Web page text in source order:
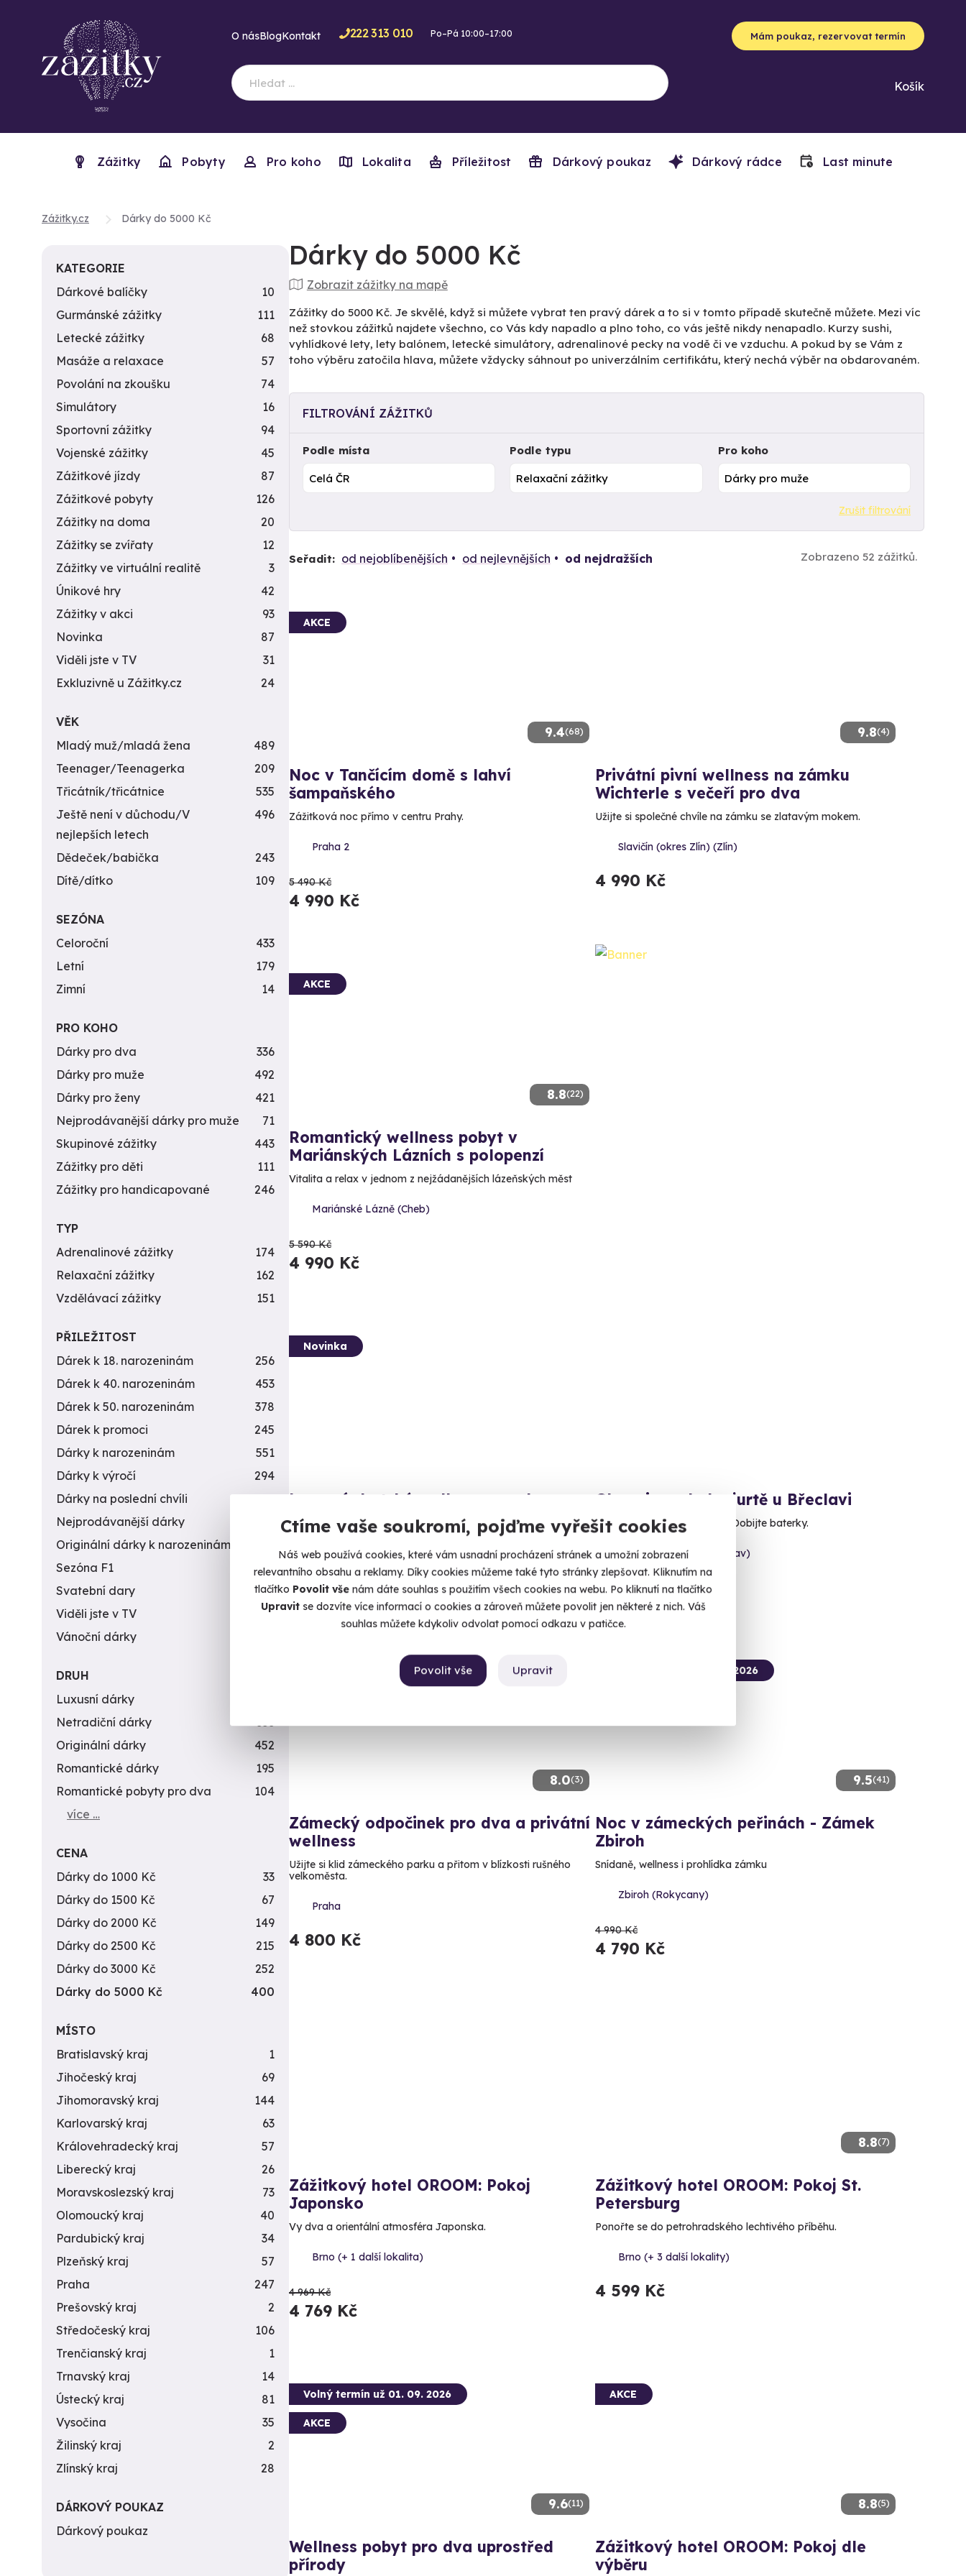
Ctíme vaše soukromí, pojďme vyřešit cookies
Náš web používá cookies, které vám usnadní procházení stránek a umožní zobrazení
relevantního obsahu a reklamy. Díky cookies můžeme také tyto stránky zlepšovat. Kliknutím na
tlačítko Povolit vše nám dáte souhlas s použitím všech cookies na webu. Po kliknutí na tlačítko
Upravitse dozvíte více informací o cookies a zároveň můžete povolit jen některé z nich. Váš
souhlas můžete kdykoliv odvolat pomocí odkazu v patičce.
Upravit
Povolit vše
O násBlogKontakt 222 313 010 Po–Pá 10:00–17:00 Mám poukaz, rezervovat termín
Košík
Zážitky Pobyty Pro koho Lokalita Příležitost Dárkový poukaz Dárkový rádce Last minute
Zážitky.cz Dárky do 5000 Kč
Dárky do 5000 Kč
Zobrazit zážitky na mapě
Zážitky do 5000 Kč. Je skvělé, když si můžete vybrat ten pravý dárek a to si v tomto případě skutečně můžete. Mezi víc
než stovkou zážitků najdete všechno, co Vás kdy napadlo a plno toho, co vás ještě nikdy nenapadlo. Kurzy sushi,
vyhlídkové lety, lety balónem, letecké simulátory, adrenalinové pecky na vodě či ve vzduchu. A pokud by se Vám z
toho výběru zatočila hlava, můžete vždycky sáhnout po univerzálním certifikátu, který nechá výběr na obdarovaném.
FILTROVÁNÍ ZÁŽITKŮ
Podle místa Podle typu Pro koho
Zrušit filtrování
Seřadit: od nejoblíbenějších od nejlevnějších od nejdražších Zobrazeno 52 zážitků.
9.4(68)
AKCE
Noc v Tančícím domě s lahví
šampaňského
Zážitková noc přímo v centru Prahy.
Praha 2
5 490 Kč
4 990 Kč
9.8(4)
Privátní pivní wellness na zámku
Wichterle s večeří pro dva
Užijte si společné chvíle na zámku se zlatavým mokem.
Slavičín (okres Zlín) (Zlín)
4 990 Kč
8.8(22)
AKCE
Romantický wellness pobyt v
Mariánských Lázních s polopenzí
Vitalita a relax v jednom z nejžádanějších lázeňských měst
Mariánské Lázně (Cheb)
5 590 Kč
4 990 Kč
Novinka
Luxusní skotské wellness pro dva
Skotský klid, oheň a příroda.
Žďár (Rakovník)
4 990 Kč
Glamping v boho jurtě u Břeclavi
Zastavte se. Vypněte hlavu. Dobijte baterky.
Kostice (Břeclav) (Břeclav)
4 900 Kč
8.0(3)
Zámecký odpočinek pro dva a privátní
wellness
Užijte si klid zámeckého parku a přitom v blízkosti rušného
velkoměsta.
Praha
4 800 Kč
9.5(41)
Volný termín už 09. 08. 2026
Noc v zámeckých peřinách - Zámek
Zbiroh
Snídaně, wellness i prohlídka zámku
Zbiroh (Rokycany)
4 990 Kč
4 790 Kč
Zážitkový hotel OROOM: Pokoj
Japonsko
Vy dva a orientální atmosféra Japonska.
Brno (+ 1 další lokalita)
4 969 Kč
4 769 Kč
8.8(7)
Zážitkový hotel OROOM: Pokoj St.
Petersburg
Ponořte se do petrohradského lechtivého příběhu.
Brno (+ 3 další lokality)
4 599 Kč
9.6(11)
Volný termín už 01. 09. 2026
AKCE
Wellness pobyt pro dva uprostřed
přírody
8.8(5)
AKCE
Zážitkový hotel OROOM: Pokoj dle
výběru
KATEGORIE
Dárkové balíčky
10
Gurmánské zážitky
111
Letecké zážitky
68
Masáže a relaxace
57
Povolání na zkoušku
74
Simulátory
16
Sportovní zážitky
94
Vojenské zážitky
45
Zážitkové jízdy
87
Zážitkové pobyty
126
Zážitky na doma
20
Zážitky se zvířaty
12
Zážitky ve virtuální realitě
3
Únikové hry
42
Zážitky v akci
93
Novinka
87
Viděli jste v TV
31
Exkluzivně u Zážitky.cz
24
VĚK
Mladý muž/mladá žena
489
Teenager/Teenagerka
209
Třicátník/třicátnice
535
Ještě není v důchodu/V
nejlepších letech
496
Dědeček/babička
243
Dítě/dítko
109
SEZÓNA
Celoroční
433
Letní
179
Zimní
14
PRO KOHO
Dárky pro dva
336
Dárky pro muže
492
Dárky pro ženy
421
Nejprodávanější dárky pro muže
71
Skupinové zážitky
443
Zážitky pro děti
111
Zážitky pro handicapované
246
TYP
Adrenalinové zážitky
174
Relaxační zážitky
162
Vzdělávací zážitky
151
PŘILEŽITOST
Dárek k 18. narozeninám
256
Dárek k 40. narozeninám
453
Dárek k 50. narozeninám
378
Dárek k promoci
245
Dárky k narozeninám
551
Dárky k výročí
294
Dárky na poslední chvíli
450
Nejprodávanější dárky
Originální dárky k narozeninám
Sezóna F1
4
Svatební dary
196
Viděli jste v TV
31
Vánoční dárky
DRUH
Luxusní dárky
Netradiční dárky
353
Originální dárky
452
Romantické dárky
195
Romantické pobyty pro dva
104
více …
CENA
Dárky do 1000 Kč
33
Dárky do 1500 Kč
67
Dárky do 2000 Kč
149
Dárky do 2500 Kč
215
Dárky do 3000 Kč
252
Dárky do 5000 Kč
400
MÍSTO
Bratislavský kraj
1
Jihočeský kraj
69
Jihomoravský kraj
144
Karlovarský kraj
63
Královehradecký kraj
57
Liberecký kraj
26
Moravskoslezský kraj
73
Olomoucký kraj
40
Pardubický kraj
34
Plzeňský kraj
57
Praha
247
Prešovský kraj
2
Středočeský kraj
106
Trenčianský kraj
1
Trnavský kraj
14
Ústecký kraj
81
Vysočina
35
Žilinský kraj
2
Zlínský kraj
28
DÁRKOVÝ POUKAZ
Dárkový poukaz